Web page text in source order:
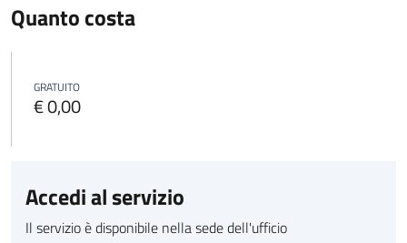
Quanto costa
GRATUITO
€ 0,00
Accedi al servizio
Il servizio è disponibile nella sede dell'ufficio